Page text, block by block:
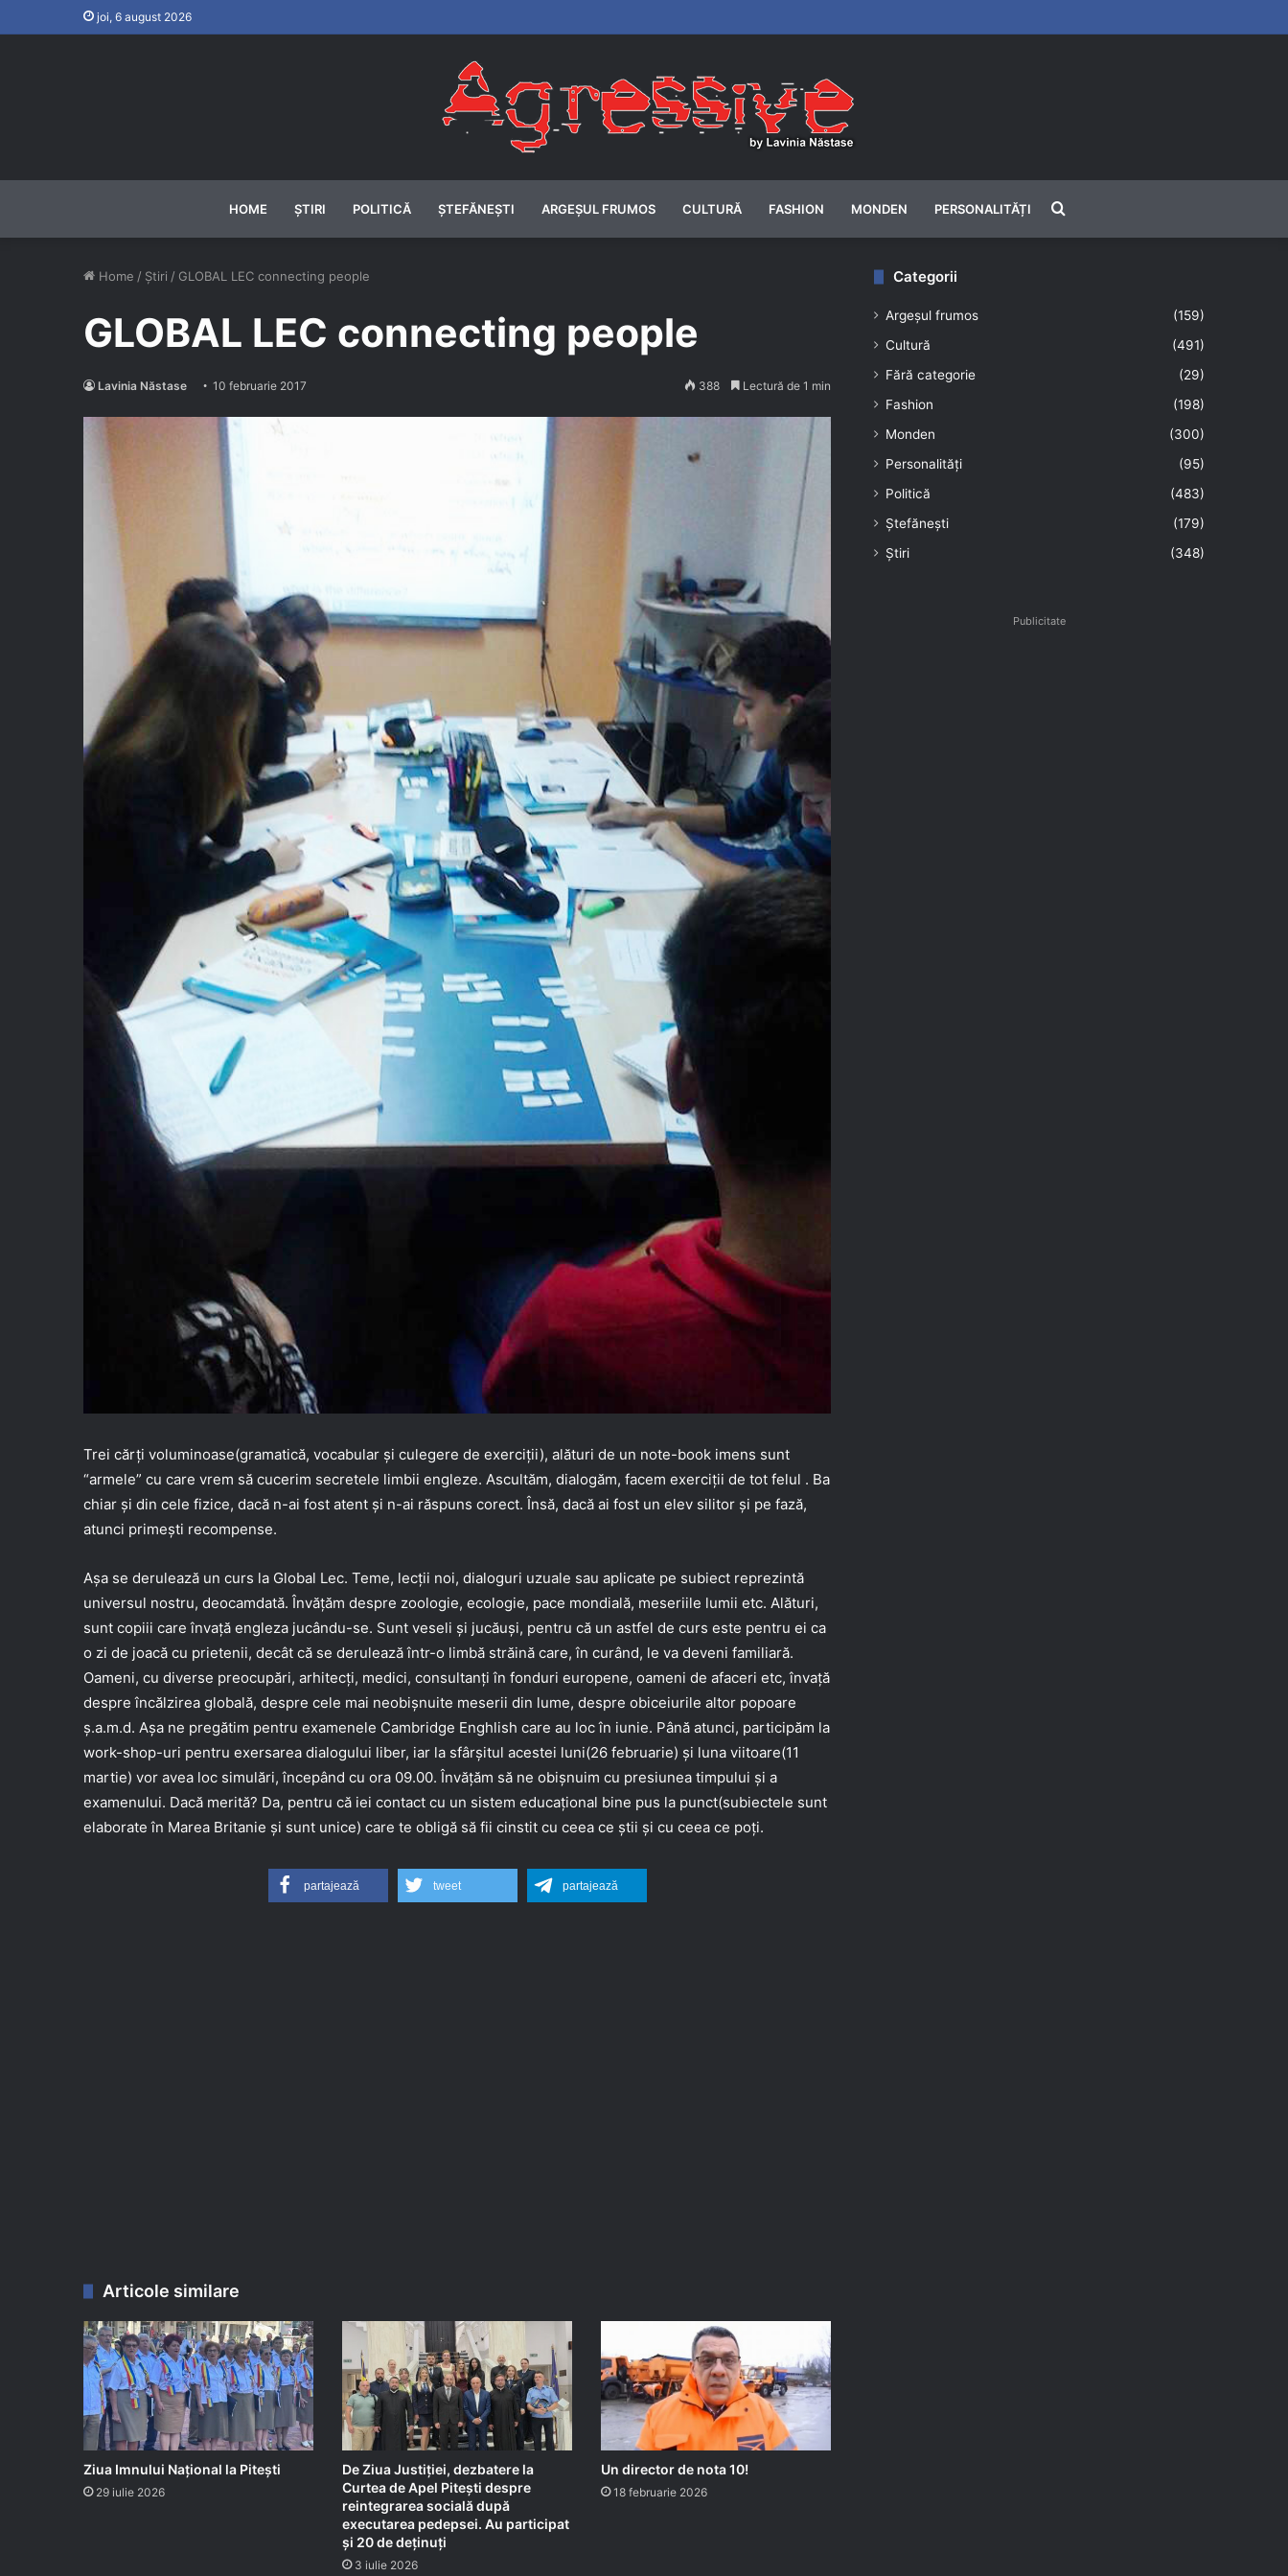
joi, 6 august 2026
HOME ȘTIRI POLITICĂ ȘTEFĂNEȘTI ARGEȘUL FRUMOS CULTURĂ FASHION MONDEN PERSONALITĂȚI
Home / Știri / GLOBAL LEC connecting people
GLOBAL LEC connecting people
Lavinia Năstase 10 februarie 2017 388 Lectură de 1 min
Trei cărți voluminoase(gramatică, vocabular și culegere de exerciții), alături de un note-book imens sunt
“armele” cu care vrem să cucerim secretele limbii engleze. Ascultăm, dialogăm, facem exerciții de tot felul . Ba
chiar și din cele fizice, dacă n-ai fost atent și n-ai răspuns corect. Însă, dacă ai fost un elev silitor și pe fază,
atunci primești recompense.
Așa se derulează un curs la Global Lec. Teme, lecții noi, dialoguri uzuale sau aplicate pe subiect reprezintă
universul nostru, deocamdată. Învățăm despre zoologie, ecologie, pace mondială, meseriile lumii etc. Alături,
sunt copiii care învață engleza jucându-se. Sunt veseli și jucăuși, pentru că un astfel de curs este pentru ei ca
o zi de joacă cu prietenii, decât că se derulează într-o limbă străină care, în curând, le va deveni familiară.
Oameni, cu diverse preocupări, arhitecți, medici, consultanți în fonduri europene, oameni de afaceri etc, învață
despre încălzirea globală, despre cele mai neobișnuite meserii din lume, despre obiceiurile altor popoare
ș.a.m.d. Așa ne pregătim pentru examenele Cambridge Enghlish care au loc în iunie. Până atunci, participăm la
work-shop-uri pentru exersarea dialogului liber, iar la sfârșitul acestei luni(26 februarie) și luna viitoare(11
martie) vor avea loc simulări, începând cu ora 09.00. Învățăm să ne obișnuim cu presiunea timpului și a
examenului. Dacă merită? Da, pentru că iei contact cu un sistem educațional bine pus la punct(subiectele sunt
elaborate în Marea Britanie și sunt unice) care te obligă să fii cinstit cu ceea ce știi și cu ceea ce poți.
partajează tweet partajează
Articole similare
Ziua Imnului Național la Pitești
29 iulie 2026
De Ziua Justiției, dezbatere la
Curtea de Apel Pitești despre
reintegrarea socială după
executarea pedepsei. Au participat
și 20 de deținuți
3 iulie 2026
Un director de nota 10!
18 februarie 2026
Categorii
Argeșul frumos
(159)
Cultură
(491)
Fără categorie
(29)
Fashion
(198)
Monden
(300)
Personalități
(95)
Politică
(483)
Ștefănești
(179)
Știri
(348)
Publicitate